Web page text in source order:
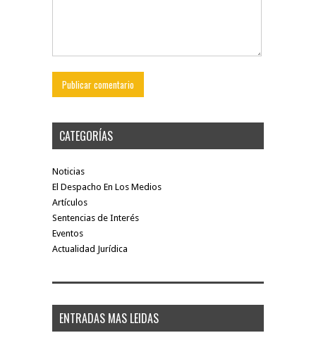
CATEGORÍAS
Noticias
El Despacho En Los Medios
Artículos
Sentencias de Interés
Eventos
Actualidad Jurídica
ENTRADAS MAS LEIDAS